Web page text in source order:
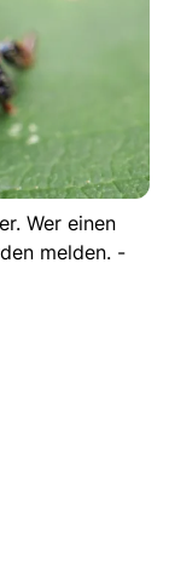
Wer einen
melden. -